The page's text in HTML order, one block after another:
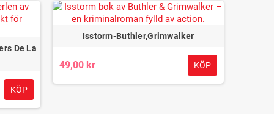
De La
KÖP
Isstorm-Buthler,Grimwalker
49,00 kr KÖP